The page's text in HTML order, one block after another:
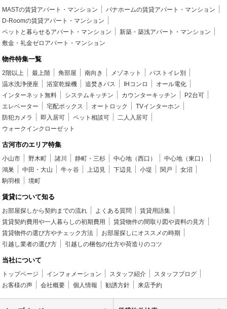
MASTの賃貸アパート・マンション
パナホームの賃貸アパート・マンション
D-Roomの賃貸アパート・マンション
ペットと暮らせるアパート・マンション
新築・築浅アパート・マンション
敷金・礼金ゼロアパート・マンション
物件特集一覧
2階以上 最上階 角部屋 南向き メゾネット
バストイレ別
温水洗浄便座
浴室乾燥機 追焚きバス IHコンロ
オール電化
インターネット無料
システムキッチン カウンターキッチン
P2台可
エレベーター
宅配ボックス オートロック
TVインターホン
防犯カメラ
即入居可 ペット相談可
二人入居可
ウォークインクローゼット
古河市のエリア特集
小山市 野木町 諸川 静町・三杉 中心地（西口）
中心地（東口）
鴻巣
中田・大山 牛ヶ谷 上辺見 下辺見 小堤 関戸
女沼
駒羽根
境町
賃貸について知る
お部屋探しから契約までの流れ よくある質問
賃貸用語集
賃貸契約費用や一人暮らしの初期費用
賃貸物件の間取り図や資料の見方
賃貸物件の選び方やチェック方法
お部屋探しにオススメの時期
引越し業者の選び方
引越しの梱包の仕方や荷造りのコツ
当社について
トップページ インフォメーション スタッフ紹介
スタッフブログ
お客様の声
会社概要 個人情報 勧誘方針 来店予約